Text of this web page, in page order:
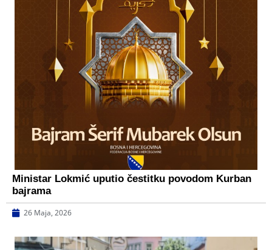
Ministar Lokmić uputio čestitku povodom Kurban
bajrama
26 Maja, 2026